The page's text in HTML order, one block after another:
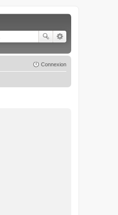
Connexion